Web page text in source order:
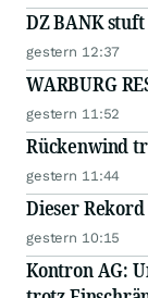
DZ BANK
gestern 12:37
WARBURG
gestern 11:52
Rückenwind
gestern 11:44
Dieser
gestern 10:15
Kontron AG: